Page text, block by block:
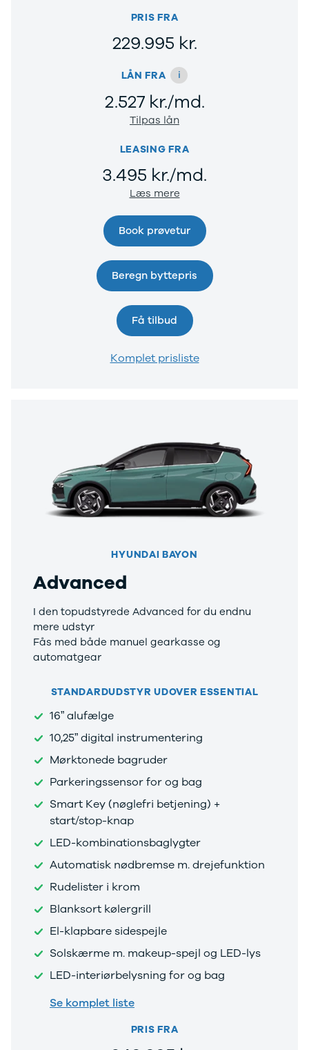
300.000 -
400.000 kr.
400.000 -
Over 500.000
kr.
Billig elbil
under
Byer og
områder
Se alle byer
og områder
Birkerød
Esbjerg
Herning
Hillerød
Holbæk
Holstebro
Hørsholm
Kalundborg
Kolding
Køge
Viborg
Århus
Jylland
Sjælland
Midtjylland
København
Sønderjylland
Privatleasing
Elbiler
4.000 kr.
Kia
VW
Vis alle
Vis alle
brugte elbiler
guide
Oversigt
Sådan
privatleasing
Biler til
Service og
værksted
Tjekliste til
dig
Kontakt os
Sælg os din
Elektriske
PRIS FRA
229.995 kr.
LÅN FRA i
2.527 kr./md.
Tilpas lån
LEASING FRA
3.495 kr./md.
Læs mere
Book prøvetur
Beregn byttepris
Få tilbud
Komplet prisliste
HYUNDAI BAYON
Advanced
I den topudstyrede Advanced for du endnu
mere udstyr
Fås med både manuel gearkasse og
automatgear
STANDARDUDSTYR UDOVER ESSENTIAL
16” alufælge
10,25” digital instrumentering
Mørktonede bagruder
Parkeringssensor for og bag
Smart Key (nøglefri betjening) +
start/stop-knap
LED-kombinationsbaglygter
Automatisk nødbremse m. drejefunktion
Rudelister i krom
Blanksort kølergrill
El-klapbare sidespejle
Solskærme m. makeup-spejl og LED-lys
LED-interiørbelysning for og bag
Se komplet liste
PRIS FRA